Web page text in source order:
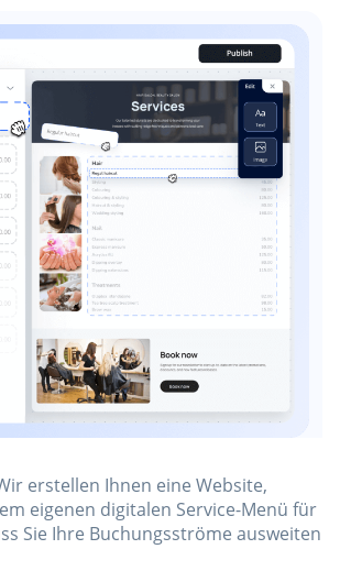
erstellen Ihnen eine Website,
eigenen digitalen Service-Menü für
Sie Ihre Buchungsströme ausweiten